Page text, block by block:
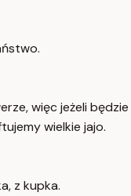
więc jeżeli będzie
wielkie jajo.
z kupka.